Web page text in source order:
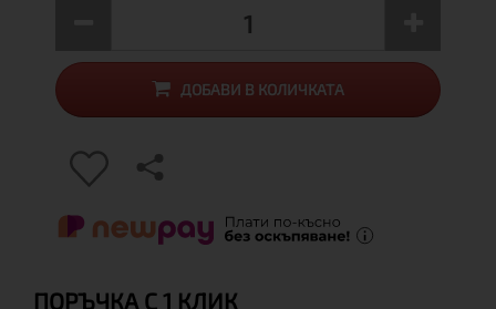
ДОБАВИ В КОЛИЧКАТА
ПОРЪЧКА С 1 КЛИК